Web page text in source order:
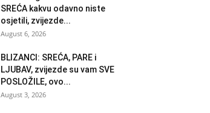
SREĆA kakvu odavno niste
osjetili, zvijezde...
August 6, 2026
BLIZANCI: SREĆA, PARE i
LJUBAV, zvijezde su vam SVE
POSLOŽILE, ovo...
August 3, 2026